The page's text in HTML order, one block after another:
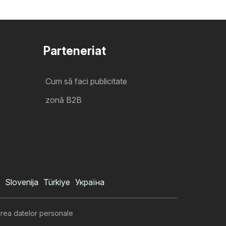
Parteneriat
Cum să faci publicitate
zonă B2B
Slovenija Türkiye Україна
datelor personale